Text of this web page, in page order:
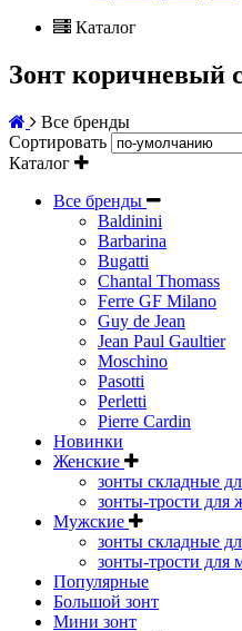
Каталог
Зонт коричневый
Все бренды
Сортировать
Каталог
Все бренды
Baldinini
Barbarina
Bugatti
Chantal Thomass
Ferre GF Milano
Guy de Jean
Jean Paul Gaultier
Moschino
Pasotti
Perletti
Pierre Cardin
Новинки
Женские
зонты складные
зонты-трости для
Мужские
зонты складные
зонты-трости для
Популярные
Большой зонт
Мини зонт